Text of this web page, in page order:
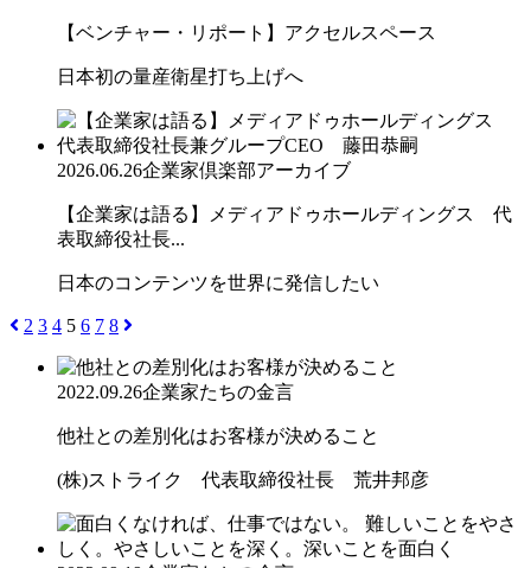
【ベンチャー・リポート】アクセルスペース
日本初の量産衛星打ち上げへ
2026.06.26企業家倶楽部アーカイブ
【企業家は語る】メディアドゥホールディングス 代
表取締役社長...
日本のコンテンツを世界に発信したい
2 3 4 5 6 7 8
2022.09.26企業家たちの金言
他社との差別化はお客様が決めること
(株)ストライク 代表取締役社長 荒井邦彦